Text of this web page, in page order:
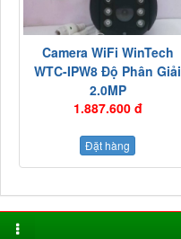
Camera WiFi WinTech
WTC-IPW8 Độ Phân Giải
2.0MP
1.887.600 đ
Đặt hàng